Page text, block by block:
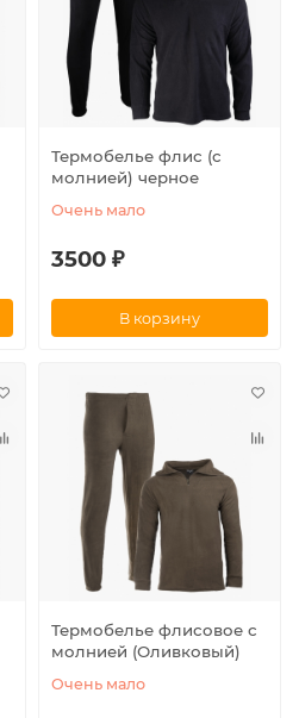
Термобелье флис (с
молнией) черное
Очень мало
3500 ₽
В корзину
Термобелье флисовое с
молнией (Оливковый)
Очень мало